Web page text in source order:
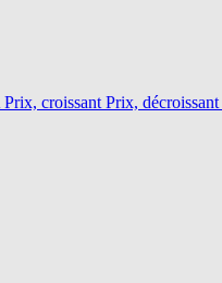
Prix, croissant Prix, décroissant